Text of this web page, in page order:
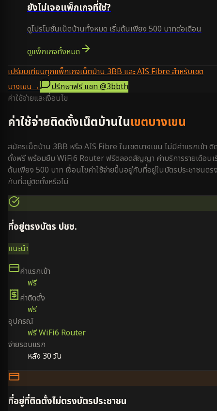
ยังไม่เจอแพ็กเกจที่ใช่?
ดูโปรโมชั่นเน็ตบ้านทั้งหมด เริ่มต้นเพียง 500 บาทต่อเดือน
ดูแพ็กเกจทั้งหมด
เปรียบเทียบทุกแพ็กเกจเน็ตบ้าน 3BB และ AIS Fibre สำหรับเขต
บางเขน→ ปรึกษาฟรี แชท@3bbth
ค่าใช้จ่ายและเงื่อนไข
ค่าใช้จ่ายติดตั้งเน็ตบ้านในเขตบางเขน
สมัครเน็ตบ้าน 3BB หรือ AIS Fibre ในเขตบางเขน ไม่มีค่าแรกเข้า ติ
ตั้งฟรี พร้อมยืม WiFi6 Router ฟรีตลอดสัญญา ค่าบริการรายเดือนเ
ต้นเพียง 500 บาท เงื่อนไขค่าใช้จ่ายขึ้นอยู่กับที่อยู่ในบัตรประชาชนตร
กับที่อยู่ติดตั้งหรือไม่
ที่อยู่ตรงบัตร ปชช.
แนะนำ
ค่าแรกเข้า
ฟรี
ค่าติดตั้ง
ฟรี
อุปกรณ์
ฟรี WiFi6 Router
จ่ายรอบแรก
หลัง 30 วัน
ที่อยู่ที่ติดตั้งไม่ตรงบัตรประชาชน